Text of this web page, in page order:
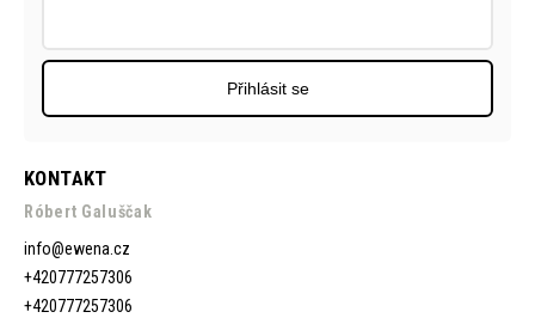
KONTAKT
Róbert Galuščak
info@ewena.cz
+420777257306
+420777257306
Přihlásit se